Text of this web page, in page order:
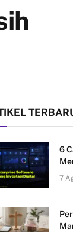
6
7